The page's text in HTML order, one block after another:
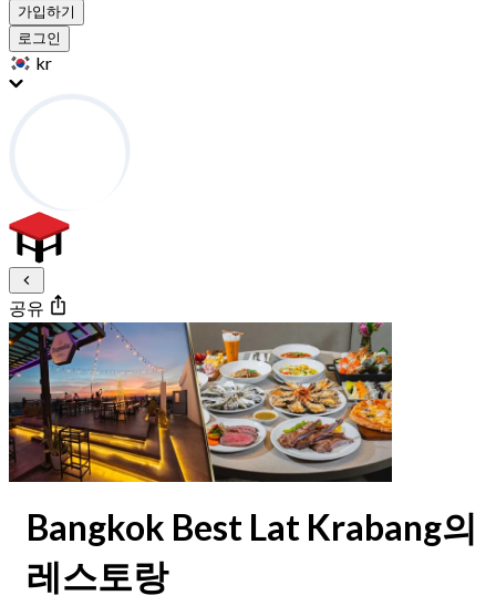
가입하기
로그인
kr
공유
Bangkok Best Lat Krabang의
레스토랑